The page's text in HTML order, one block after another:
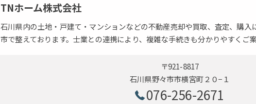
TNホーム株式会社
石川県内の土地・戸建て・マンションなどの不動産売却や買取、査定、購
市で整えております。士業との連携により、複雑な手続きも分かりやすくご案
〒921-8817
石川県野々市市横宮町２０−１
076-256-2671